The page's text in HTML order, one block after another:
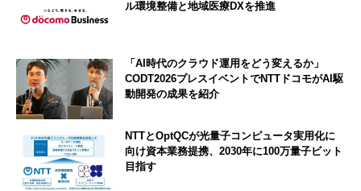
ル環境整備と地域医療DXを推進
「AI時代のクラウド運用をどう変えるか」
CODT2026プレスイベントでNTTドコモがAI駆
動開発の成果を紹介
NTTとOptQCが光量子コンピュータ実用化に
向け資本業務提携、2030年に100万量子ビット
目指す